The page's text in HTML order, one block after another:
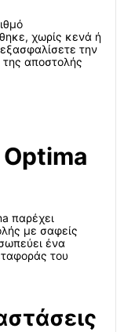
χωρίς κενά ή
την
αποστολής
παρέχει
με σαφείς
ένα
του